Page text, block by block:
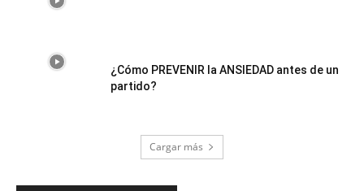
¿Cómo PREVENIR la ANSIEDAD antes de un
partido?
Cargar más